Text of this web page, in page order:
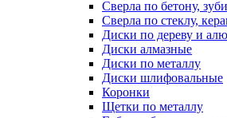
Сверла по бетону,
Сверла по стеклу,
Диски по дереву и
Диски алмазные
Диски по металлу
Диски шлифовальные
Коронки
Щетки по металлу